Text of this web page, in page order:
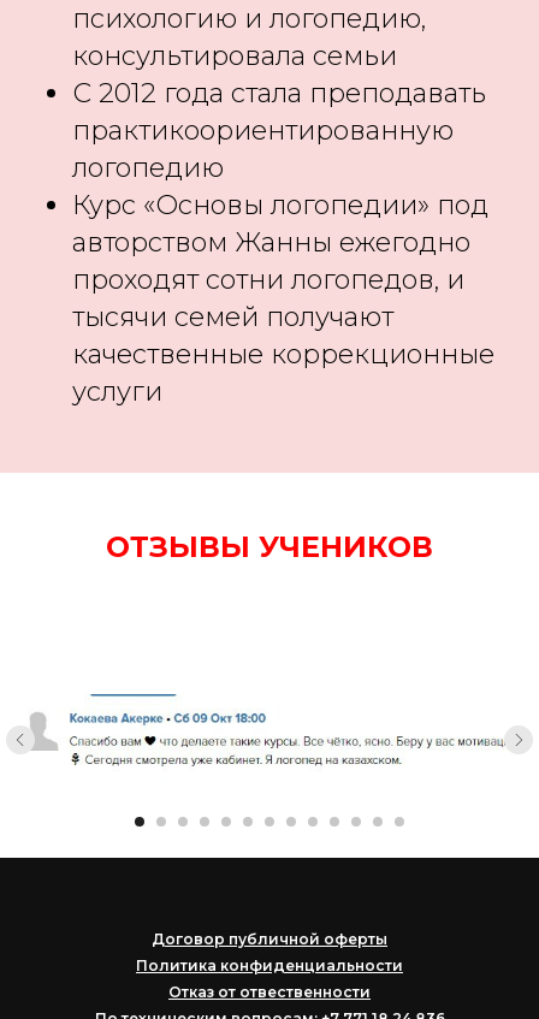
психологию и логопедию,
консультировала семьи
С 2012 года стала преподавать
практикоориентированную
логопедию
Курс «Основы логопедии» под
авторством Жанны ежегодно
проходят сотни логопедов, и
тысячи семей получают
качественные коррекционные
услуги
ОТЗЫВЫ УЧЕНИКОВ
Договор публичной оферты
Политика конфиденциальности
Отказ от отвественности